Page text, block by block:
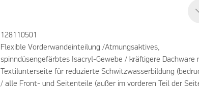
128110501
Flexible Vorderwandeinteilung /Atmungsaktives,
spinndüsengefärbtes Isacryl-Gewebe / kräftigere Dachware
Textilunterseite für reduzierte Schwitzwasserbildung
/ alle Front- und Seitenteile (außer im vorderen Teil der